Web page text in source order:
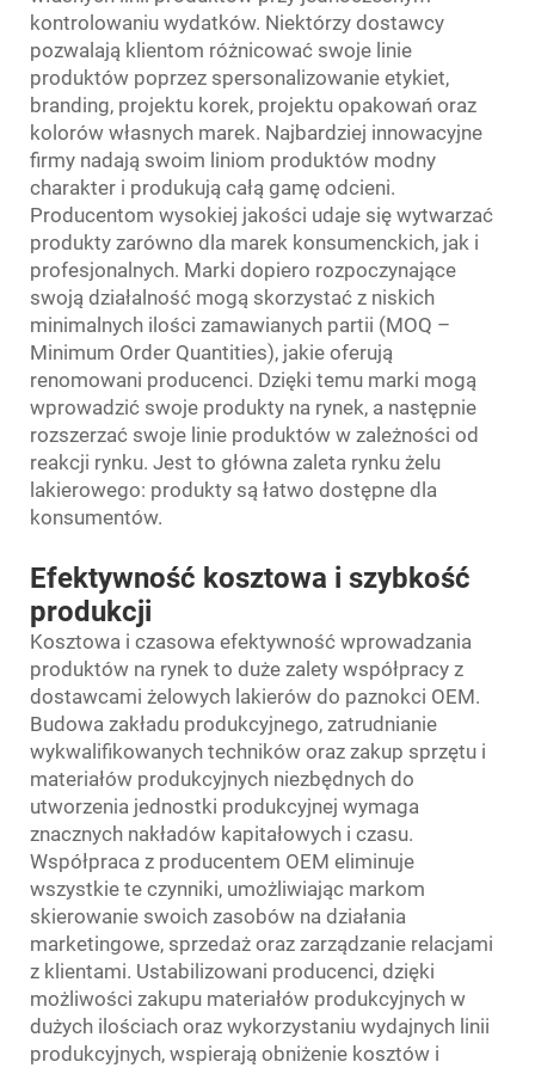
kontrolowaniu wydatków. Niektórzy dostawcy
pozwalają klientom różnicować swoje linie
produktów poprzez spersonalizowanie etykiet,
branding, projektu korek, projektu opakowań oraz
kolorów własnych marek. Najbardziej innowacyjne
firmy nadają swoim liniom produktów modny
charakter i produkują całą gamę odcieni.
Producentom wysokiej jakości udaje się wytwarzać
produkty zarówno dla marek konsumenckich, jak i
profesjonalnych. Marki dopiero rozpoczynające
swoją działalność mogą skorzystać z niskich
minimalnych ilości zamawianych partii (MOQ –
Minimum Order Quantities), jakie oferują
renomowani producenci. Dzięki temu marki mogą
wprowadzić swoje produkty na rynek, a następnie
rozszerzać swoje linie produktów w zależności od
reakcji rynku. Jest to główna zaleta rynku żelu
lakierowego: produkty są łatwo dostępne dla
konsumentów.
Efektywność kosztowa i szybkość
produkcji
Kosztowa i czasowa efektywność wprowadzania
produktów na rynek to duże zalety współpracy z
dostawcami żelowych lakierów do paznokci OEM.
Budowa zakładu produkcyjnego, zatrudnianie
wykwalifikowanych techników oraz zakup sprzętu i
materiałów produkcyjnych niezbędnych do
utworzenia jednostki produkcyjnej wymaga
znacznych nakładów kapitałowych i czasu.
Współpraca z producentem OEM eliminuje
wszystkie te czynniki, umożliwiając markom
skierowanie swoich zasobów na działania
marketingowe, sprzedaż oraz zarządzanie relacjami
z klientami. Ustabilizowani producenci, dzięki
możliwości zakupu materiałów produkcyjnych w
dużych ilościach oraz wykorzystaniu wydajnych linii
produkcyjnych, wspierają obniżenie kosztów i